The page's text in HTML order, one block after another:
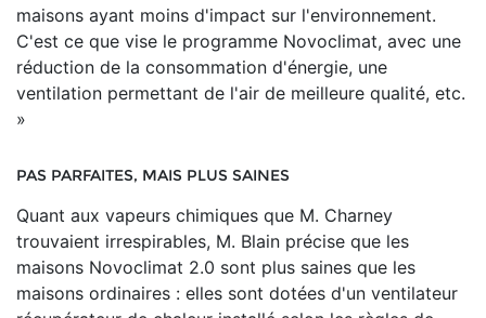
maisons ayant moins d'impact sur l'environnement.
C'est ce que vise le programme Novoclimat, avec une
réduction de la consommation d'énergie, une
ventilation permettant de l'air de meilleure qualité, etc.
»
PAS PARFAITES, MAIS PLUS SAINES
Quant aux vapeurs chimiques que M. Charney
trouvaient irrespirables, M. Blain précise que les
maisons Novoclimat 2.0 sont plus saines que les
maisons ordinaires : elles sont dotées d'un ventilateur